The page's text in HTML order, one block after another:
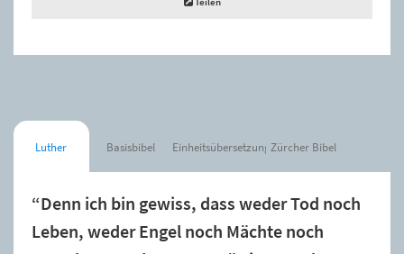
Luther Basisbibel Einheitsübersetzung Zürcher Bibel
“Denn ich bin gewiss, dass weder Tod noch
Leben, weder Engel noch Mächte noch